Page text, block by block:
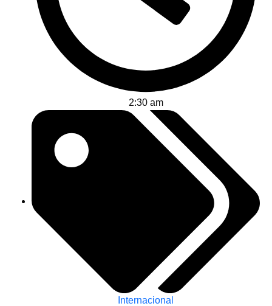
2:30 am
Internacional